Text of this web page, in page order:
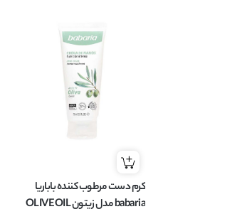
کرم دست مرطوب‌ کننده باباریا
babaria مدل زیتون OLIVE OIL